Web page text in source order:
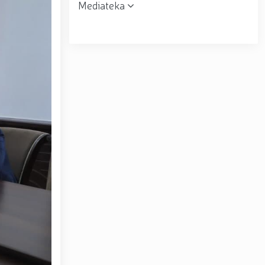
// Milliy gvardiya qo‘mondoni, general-
o‘tkazdi. // Farg‘ona viloyatida jinoyat sodir
munosabati bilan Milliy gvardiya tizimida faoliyat
xoli muhitni ta’minlash bo‘yicha o‘quv yig‘ini
“Temurbeklar maktabi” harbiy akademik
va Jizzax viloyatida o'rganish ishlarini olib bordi
harbiy ilmiy-amaliy konferensiyasi tashkil
amalga oshirdi. // Samarqand va Buxoro
oshirildi. // Yoshlar siyosatiga oid ustuvor
muhofaza qilish organlarining Qoʻl jangi
tayyorgarligini mustahkamlash hamda zamon
bilan nafaqaga kuzatildi. // “Kitobxon harbiy
qidiruvda bo‘lgan shaxs qo‘lga olindi / /
himoyachilari kuni munosabati Milliy gvardiyada
etilganining 34 yilligi va Vatan himoyachilari
hamda 14-yanvar — Vatan himoyachilari kuni
xotirasiga bagʻishlab Milliy gvardiya Markaziy
/ / O‘zbekiston Respublikasi Prezidentining
bilan harbiy xizmatchilar va huquqni
Mirziyoyev Xavfsizlik kengashining kengaytirilgan
quvvatli kogeneratsiya markazi faoliyati bilan
dunyoning zamonaviy megapolislari andozasi
Mediateka